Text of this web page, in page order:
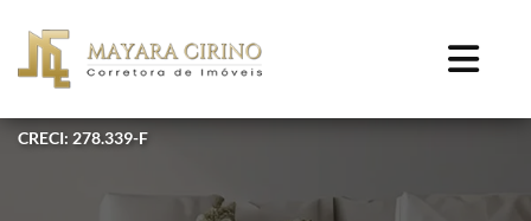
CRECI: 278.339-F